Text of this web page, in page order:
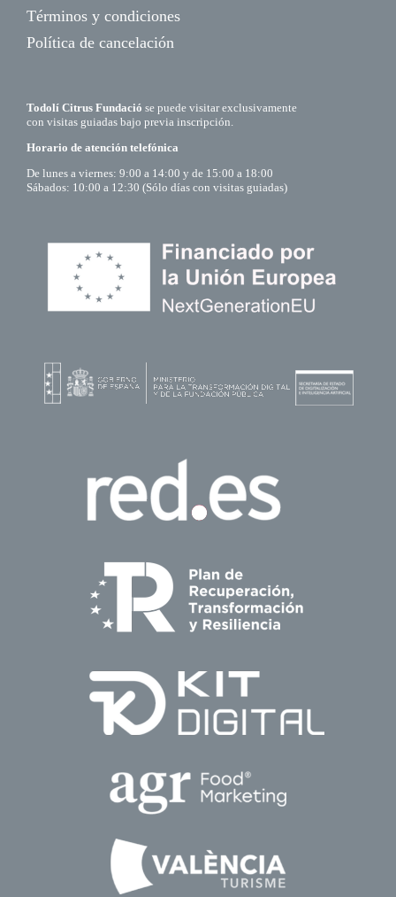
Términos y condiciones
Política de cancelación
Todolí Citrus Fundació se puede visitar exclusivamente
con visitas guiadas bajo previa inscripción.
Horario de atención telefónica
De lunes a viernes: 9:00 a 14:00 y de 15:00 a 18:00
Sábados: 10:00 a 12:30 (Sólo días con visitas guiadas)